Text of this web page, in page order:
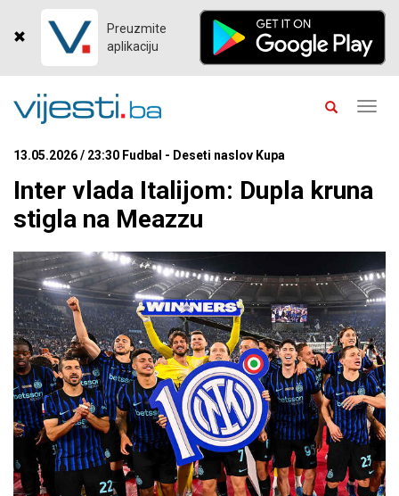
Preuzmite
aplikaciju
13.05.2026 / 23:30 Fudbal - Deseti naslov Kupa
Inter vlada Italijom: Dupla kruna
stigla na Meazzu